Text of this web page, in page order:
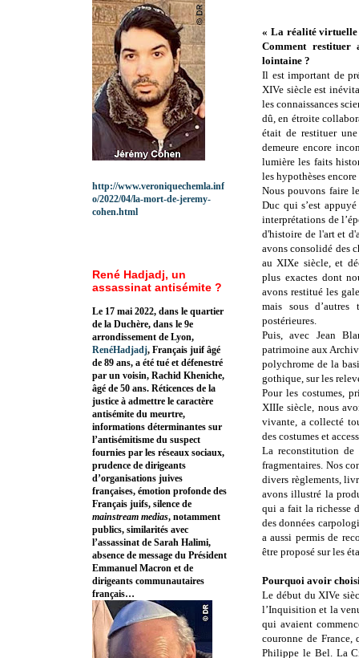
« La réalité virtuelle
Comment restituer
lointaine ?
Il est important de
XIVe siècle est
les connaissances
dû, en étroite
était de restituer
demeure encore
lumière les faits
les hypothèses
Nous pouvons faire
Duc qui s’est
interprétations de
d'histoire de l'art et
avons consolidé des
au XIXe siècle, et
plus exactes dont
avons restitué les
mais sous
postérieures.
Puis, avec Jean
patrimoine aux
polychrome de la
gothique, sur les
Pour les costumes,
XIIIe siècle, nous
vivante, a collecté
des costumes et
La reconstitution de
fragmentaires. Nos
divers règlements,
avons illustré la
qui a fait la richesse
des données
a aussi permis de
être proposé sur les
Pourquoi avoir
Le début du XIVe
l’Inquisition et la
qui avaient
couronne de
Philippe le Bel. La
http://www.veroniquechemla.inf
o/2022/04/la-mort-de-jeremy-
cohen.html
René Hadjadj, un
assassinat antisémite ?
Le 17 mai 2022, dans le quartier
de la Duchère, dans le 9e
arrondissement de Lyon,
RenéHadjadj, Français juif âgé
de 89 ans, a été tué et défenestré
par un voisin, Rachid Kheniche,
âgé de 50 ans. Réticences de la
justice à admettre le caractère
antisémite du meurtre,
informations déterminantes sur
l’antisémitisme du suspect
fournies par les réseaux sociaux,
prudence de dirigeants
d’organisations juives
françaises, émotion profonde des
Français juifs, silence de
mainstream medias, notamment
publics, similarités avec
l’assassinat de Sarah Halimi,
absence de message du Président
Emmanuel Macron et de
dirigeants communautaires
français…